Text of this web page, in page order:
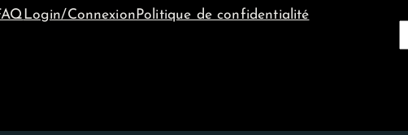
Login/Connexion Politique de confidentialité
e